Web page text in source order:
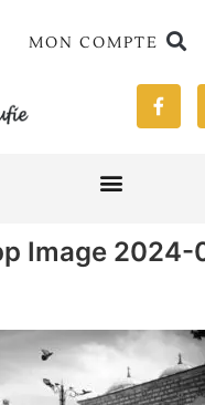
MON COMPTE
Image 2024-